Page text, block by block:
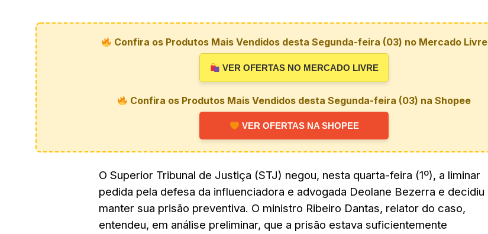
Confira os Produtos Mais Vendidos desta Segunda-feira (03) no Mercado Livre
VER OFERTAS NO MERCADO LIVRE
Confira os Produtos Mais Vendidos desta Segunda-feira (03) na Shopee
VER OFERTAS NA SHOPEE
O Superior Tribunal de Justiça (STJ) negou, nesta quarta-feira (1º), a liminar
pedida pela defesa da influenciadora e advogada Deolane Bezerra e decidiu
manter sua prisão preventiva. O ministro Ribeiro Dantas, relator do caso,
entendeu, em análise preliminar, que a prisão estava suficientemente